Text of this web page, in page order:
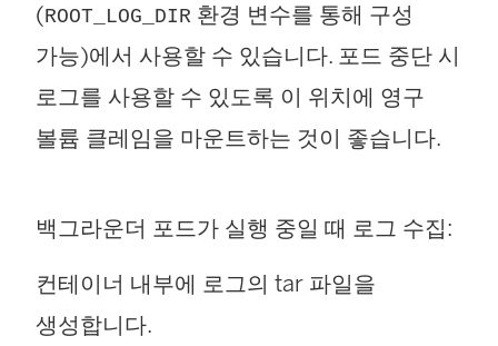
(ROOT_LOG_DIR 환경 변수를 통해 구성
가능)에서 사용할 수 있습니다. 포드 중단 시
로그를 사용할 수 있도록 이 위치에 영구
볼륨 클레임을 마운트하는 것이 좋습니다.
백그라운더 포드가 실행 중일 때 로그 수집:
컨테이너 내부에 로그의 tar 파일을
생성합니다.